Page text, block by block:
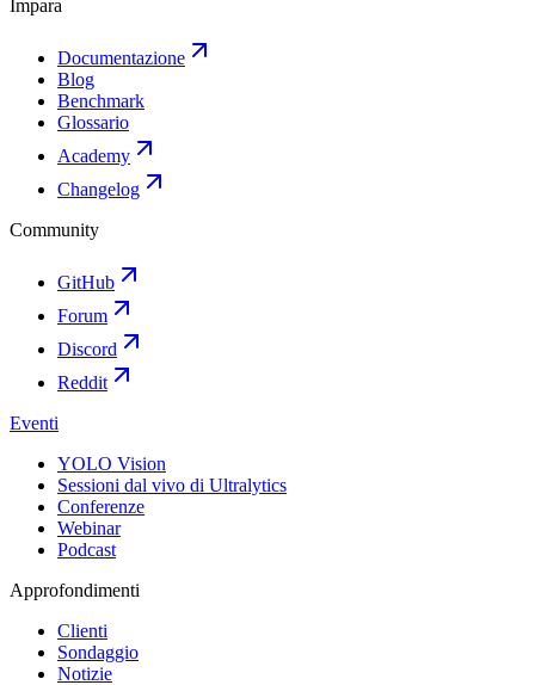
Impara
Documentazione
Blog
Benchmark
Glossario
Academy
Changelog
Community
GitHub
Forum
Discord
Reddit
Eventi
YOLO Vision
Sessioni dal vivo di Ultralytics
Conferenze
Webinar
Podcast
Approfondimenti
Clienti
Sondaggio
Notizie